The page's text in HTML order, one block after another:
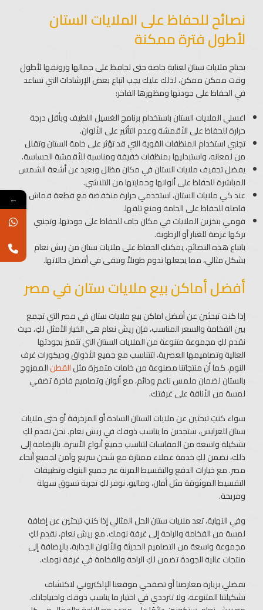
نصائح للحفاظ على الملايات الستان
لأطول فترة ممكنة
تحتاج ملايات ستان لعناية خاصة حتى تحافظ على جمالها ورونقها لأطول
وقت ممكن ممكن، لذلك عليك يجب اتباع بعض الإرشادات التي تساعد
في الحفاظ على جودتها ومظهرها الفاخر:
اغسلي الملايات الستان باستخدام برنامج الغسيل اللطيف وبأقل درجة
حرارة للحفاظ على الأقمشة وعدم التأثير على الألوان.
تجنبي استخدام المنظفات القوية التي قد تؤثر على خامة الستان وتقلل
من لمعانه، واستبدليها بمنظفات خفيفة ومناسبة للأقمشة الحساسة.
يفضل تجفيف ملايات الستان في مكان مظلل وبعيد عن أشعة الشمس
المباشرة للحفاظ على ألوانها وحمايتها من التلاشي.
عند كي ملايات الستان، استخدمي حرارة منخفضة مع قطعة قماش
فاصلة للحفاظ على الخامة ومنع تلفها.
قومي بتخزين الملايات في مكان جاف للحفاظ على جودتها، وتجنبي
تركها عرضة للغبار أو الرطوبة.
باتباع هذه النصائح، يمكنكِ الحفاظ على ملايات ستان من ريش نعام
بشكل مثالي، مما يجعلها تدوم طويلاً وتبقى في أفضل حالاتها.
أفضل أماكن بيع ملايات ستان في مصر
إذا كنت تبحثين عن أفضل اماكن بيع ملايات ستان في مصر التي تجمع
بين الفخامة والسعر المناسب، فإن ريش نعام هي الخيار الأمثل لكِ، حيث
نقدم لكِ مجموعة متنوعة من الملايات الستان التي تتميز بجودتها
العالية وتصاميمها العصرية، لتتناسب مع جميع الأذواق وديكورات غرف
النوم، كما أن منتجاتنا مصنوعة من خامات متميزة مثلالقطنالممزوج
بالستان لضمان ملمس ناعم ودائم، مع ألوان وتصاميم فاخرة تضفي
لمسة من الأناقة على غرفتك.
سواء كنتِ تبحثين عن ملايات الستان السادة أو المزخرفة أو حتى ملايات
ستان للعرايس، ستجدين ما يناسب ذوقك في ريش نعام. نحن نقدم لكِ
تشكيلة واسعة من المقاسات لتناسب جميع أنواع الأسرة. بالإضافة إلى
ذلك، نضمن لكِ خدمة عملاء ممتازة مع شحن سريع وآمن لجميع أنحاء
مصر. مع خيارات الدفع والتقسيط المرنة عبر جميع البنوك وتطبيقات
التقسيط الموثوقة مثل أمان، وفاليو، نوفر لكِ تجربة تسوق سهلة
ومريحة.
وفي النهاية، تعد ملايات ستان الحل المثالي إذا كنتِ تبحثين عن إضافة
لمسة من الفخامة والراحة إلى غرفة نومك. مع ريش نعام، نقدم لكِ
مجموعة واسعة من التصاميم الحديثة والألوان الجذابة، بالإضافة إلى
منتجات عالية الجودة تضمن لكِ الراحة والفخامة في غرفة نومك.
تفضلي بزيارة معارضنا أو تصفحي موقعنا الإلكتروني لاكتشاف
تشكيلتنا المتنوعة، ولا تترددي في اختيار ما يناسب ذوقك واحتياجاتك.
←